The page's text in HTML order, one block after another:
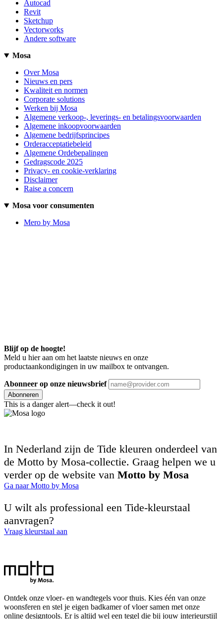
Autocad
Revit
Sketchup
Vectorworks
Andere software
Mosa
Over Mosa
Nieuws en pers
Kwaliteit en normen
Corporate solutions
Werken bij Mosa
Algemene verkoop-, leverings- en betalingsvoorwaarden
Algemene inkoopvoorwaarden
Algemene bedrijfsprincipes
Orderacceptatiebeleid
Algemene Ordebepalingen
Gedragscode 2025
Privacy- en cookie-verklaring
Disclaimer
Raise a concern
Mosa voor consumenten
Mero by Mosa
Blijf op de hoogte!
Meld u hier aan om het laatste nieuws en onze
productaankondigingen in uw mailbox te ontvangen.
Abonneer op onze nieuwsbrief
Abonneren
This is a danger alert—check it out!
In Nederland zijn de Tide kleuren onderdeel van
de Motto by Mosa-collectie. Graag helpen we u
verder op de website van Motto by Mosa
Ga naar Motto by Mosa
U wilt als professional een Tide-kleurstaal
aanvragen?
Vraag kleurstaal aan
Ontdek onze vloer- en wandtegels voor thuis. Kies één van onze
woonsferen en stel je eigen badkamer of vloer samen met onze
online designtools. Er is altijd wel een tegel die bij jouw interieurstijl